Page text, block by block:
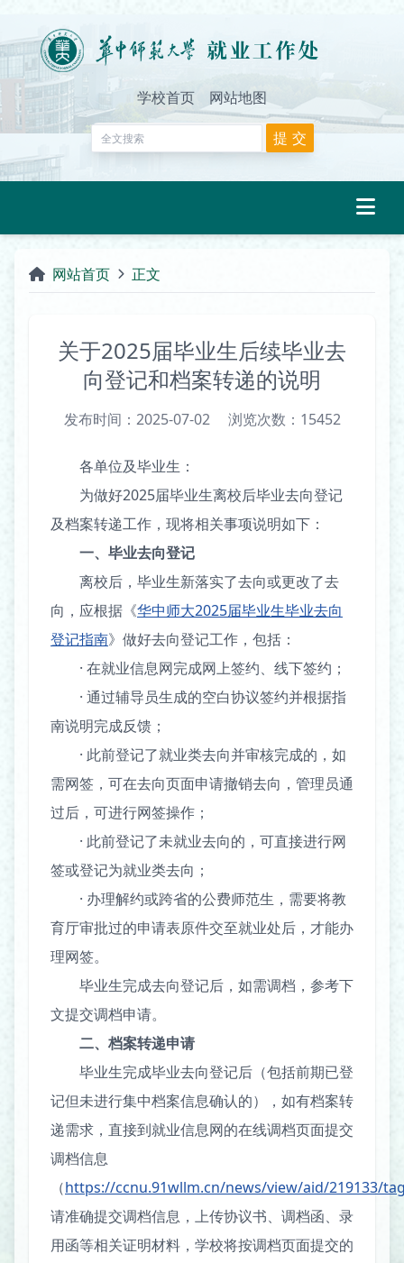
学校首页 网站地图
网站首页 正文
关于2025届毕业生后续毕业去
向登记和档案转递的说明
发布时间：2025-07-02 浏览次数： 15452
各单位及毕业生：
为做好2025届毕业生离校后毕业去向登记
及档案转递工作，现将相关事项说明如下：
一、毕业去向登记
离校后，毕业生新落实了去向或更改了去
向，应根据《华中师大2025届毕业生毕业去向
登记指南》做好去向登记工作，包括：
· 在就业信息网完成网上签约、线下签约；
· 通过辅导员生成的空白协议签约并根据指
南说明完成反馈；
· 此前登记了就业类去向并审核完成的，如
需网签，可在去向页面申请撤销去向，管理员通
过后，可进行网签操作；
· 此前登记了未就业去向的，可直接进行网
签或登记为就业类去向；
· 办理解约或跨省的公费师范生，需要将教
育厅审批过的申请表原件交至就业处后，才能办
理网签。
毕业生完成去向登记后，如需调档，参考下
文提交调档申请。
二、档案转递申请
毕业生完成毕业去向登记后（包括前期已登
记但未进行集中档案信息确认的），如有档案转
递需求，直接到就业信息网的在线调档页面提交
调档信息
（https://ccnu.91wllm.cn/news/view/aid/219133/
请准确提交调档信息，上传协议书、调档函、录
用函等相关证明材料，学校将按调档页面提交的